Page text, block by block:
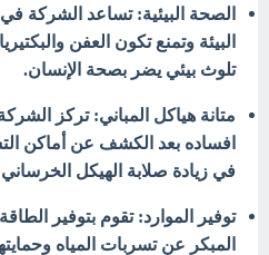
الصحة البيئية: تساعد الشركة
البيئة وتمنع تكون العفن
تلوث بيئي يضر بصحة الإنسان.
متانة هياكل المباني: تركز
افساده بعد الكشف عن أماكن
في زيادة صلابة الهيكل
توفير الموارد: تقوم بتوفير
المبكر عن تسربات المياه